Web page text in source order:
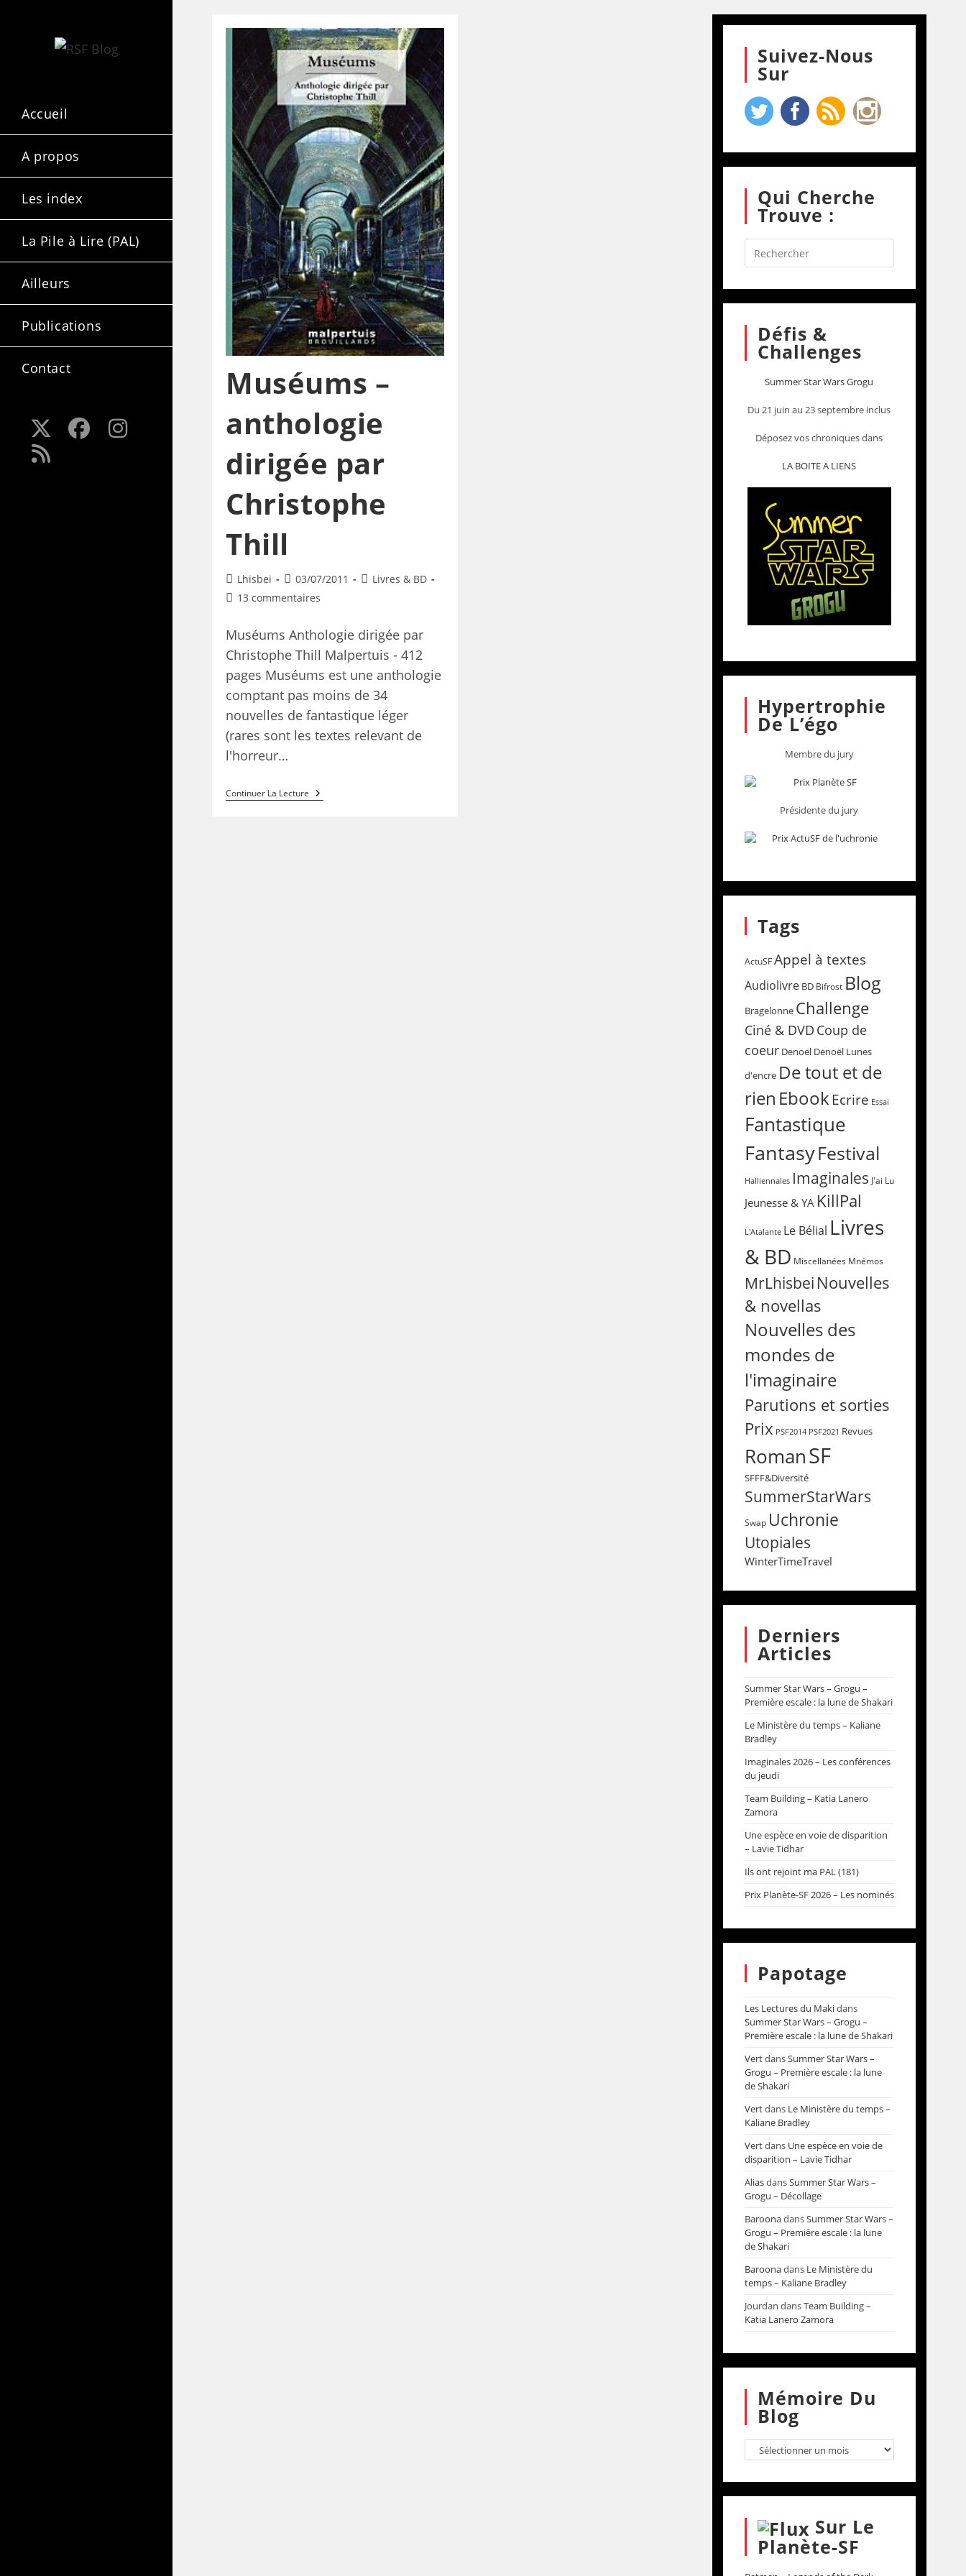
Accueil
A propos
Les index
La Pile à Lire (PAL)
Ailleurs
Publications
Contact
Muséums –
anthologie
dirigée par
Christophe
Thill
Lhisbei 03/07/2011
Livres & BD
13 commentaires
Muséums Anthologie dirigée par
Christophe Thill Malpertuis - 412
pages Muséums est une anthologie
comptant pas moins de 34
nouvelles de fantastique léger
(rares sont les textes relevant de
l'horreur…
Continuer La Lecture
Suivez-Nous
Sur
Qui Cherche
Trouve :
Défis &
Challenges
Summer Star Wars Grogu
Du 21 juin au 23 septembre inclus
Déposez vos chroniques dans
LA BOITE A LIENS
Hypertrophie
De L’égo
Membre du jury
Présidente du jury
Tags
ActuSF Appel à textes
Audiolivre BD Bifrost Blog
Bragelonne Challenge
Ciné & DVD Coup de
coeur Denoël Denoël Lunes
d'encre De tout et de
rien EbookEcrire Essai
Fantastique
FantasyFestival
Halliennales Imaginales J'ai Lu
Jeunesse & YA KillPal
L'Atalante Le Bélial Livres
& BD Miscellanées Mnémos
MrLhisbei Nouvelles
& novellas
Nouvelles des
mondes de
l'imaginaire
Parutions et sorties
Prix PSF2014 PSF2021 Revues
RomanSF
SFFF&Diversité
SummerStarWars
Swap Uchronie
Utopiales
WinterTimeTravel
Derniers
Articles
Summer Star Wars – Grogu –
Première escale : la lune de Shakari
Le Ministère du temps – Kaliane
Bradley
Imaginales 2026 – Les conférences
du jeudi
Team Building – Katia Lanero
Zamora
Une espèce en voie de disparition
– Lavie Tidhar
Ils ont rejoint ma PAL (181)
Prix Planète-SF 2026 – Les nominés
Papotage
Les Lectures du Makidans
Summer Star Wars – Grogu –
Première escale : la lune de Shakari
VertdansSummer Star Wars –
Grogu – Première escale : la lune
de Shakari
Vertdans Le Ministère du temps –
Kaliane Bradley
Vertdans Une espèce en voie de
disparition – Lavie Tidhar
AliasdansSummer Star Wars –
Grogu – Décollage
BaroonadansSummer Star Wars –
Grogu – Première escale : la lune
de Shakari
Baroonadans Le Ministère du
temps – Kaliane Bradley
Jourdan dansTeam Building –
Katia Lanero Zamora
Mémoire Du
Blog
Sur Le
Planète-SF